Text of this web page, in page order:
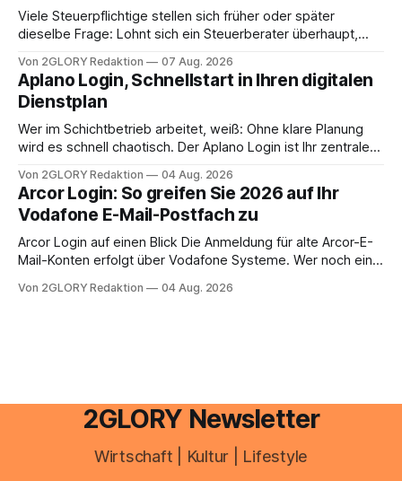
Viele Steuerpflichtige stellen sich früher oder später
dieselbe Frage: Lohnt sich ein Steuerberater überhaupt,
erledigen? Die kurze Antwort: Bei einfachen
Einkommensverhältnissen reicht häufig eine Steuersoftware
aus – sobald jedoch mehrere Einkunftsarten
zusammentreffen oder größere finanzielle Veränderungen
anstehen, zahlt sich professionelle Unterstützung meist
Von 2GLORY Redaktion 07 Aug. 2026
Aplano Login, Schnellstart in Ihren digitalen
Dienstplan
Wer im Schichtbetrieb arbeitet, weiß: Ohne klare Planung
wird es schnell chaotisch. Der Aplano Login ist Ihr zentraler
abwesenheiten und die gesamte kommunikation rund um
Ihr personal digital zu organisieren. In diesem Leitfaden
erfahren Sie alles, was Sie für einen reibungslosen Einstieg
brauchen, von der Registrierung
Von 2GLORY Redaktion 04 Aug. 2026
Arcor Login: So greifen Sie 2026 auf Ihr
Vodafone E-Mail-Postfach zu
Arcor Login auf einen Blick Die Anmeldung für alte Arcor-E-
Mail-Konten erfolgt über Vodafone Systeme. Wer noch eine
besitzt, loggt sich heute über das Vodafone E-Mail & Cloud
Von 2GLORY Redaktion 04 Aug. 2026
2GLORY Newsletter
Wirtschaft | Kultur | Lifestyle